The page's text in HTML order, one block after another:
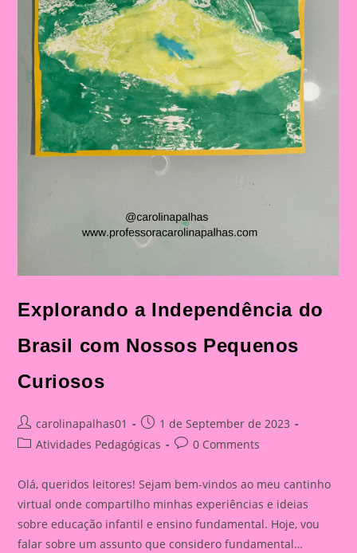
Explorando a Independência do
Brasil com Nossos Pequenos
Curiosos
Post
author:
carolinapalhas01
Post
published:
1 de September de 2023
PostAtividades Pedagógicas
Post0 Comments
Olá, queridos leitores! Sejam bem-vindos ao meu cantinho
virtual onde compartilho minhas experiências e ideias
sobre educação infantil e ensino fundamental. Hoje, vou
falar sobre um assunto que considero fundamental…